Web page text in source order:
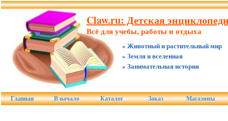
Claw.ru: Детская
Всё для учебы, работы и отдыха
» Животный и растительный мир
» Земля и вселенная
» Занимательная история
Главная В начало Каталог Заказ Магазины